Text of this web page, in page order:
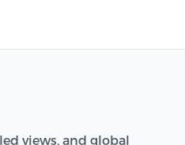
views, and global